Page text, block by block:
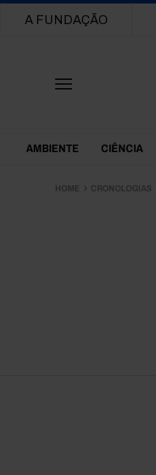
Main navigation
A FUNDAÇÃO
Themes Menu
AMBIENTE CIÊNCIA
HOME CRONOLOGIAS